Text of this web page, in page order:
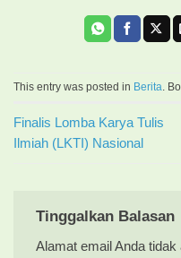
This entry was posted in Berita .
Finalis Lomba Karya Tulis
Ilmiah (LKTI) Nasional
Tinggalkan Balasan
Alamat email Anda